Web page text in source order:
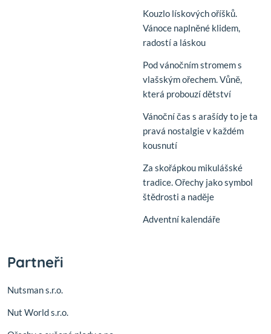
Kouzlo lískových oříšků.
Vánoce naplněné klidem,
radostí a láskou
Pod vánočním stromem s
vlašským ořechem. Vůně,
která probouzí dětství
Vánoční čas s arašídy to je ta
pravá nostalgie v každém
kousnutí
Za skořápkou mikulášské
tradice. Ořechy jako symbol
štědrosti a naděje
Adventní kalendáře
Partneři
Nutsman s.r.o.
Nut World s.r.o.